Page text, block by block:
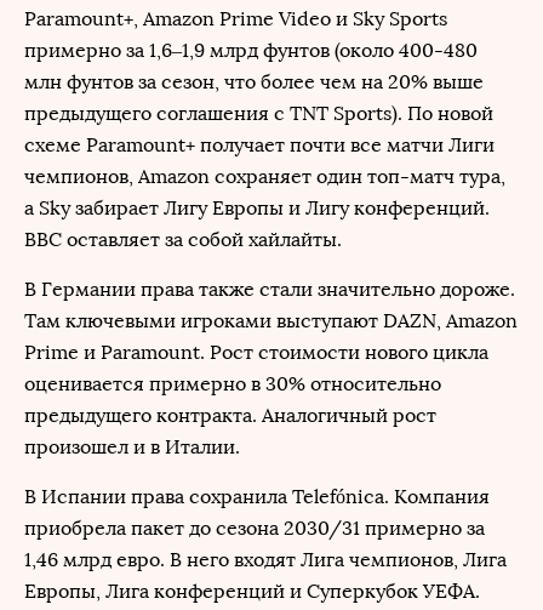
Paramount+, Amazon Prime Video и Sky Sports
примерно за 1,6–1,9 млрд фунтов (около 400-480
млн фунтов за сезон, что более чем на 20% выше
предыдущего соглашения с TNT Sports). По новой
схеме Paramount+ получает почти все матчи Лиги
чемпионов, Amazon сохраняет один топ-матч тура,
а Sky забирает Лигу Европы и Лигу конференций.
BBC оставляет за собой хайлайты.
В Германии права также стали значительно дороже.
Там ключевыми игроками выступают DAZN, Amazon
Prime и Paramount. Рост стоимости нового цикла
оценивается примерно в 30% относительно
предыдущего контракта. Аналогичный рост
произошел и в Италии.
В Испании права сохранила Telefónica. Компания
приобрела пакет до сезона 2030/31 примерно за
1,46 млрд евро. В него входят Лига чемпионов, Лига
Европы, Лига конференций и Суперкубок УЕФА.